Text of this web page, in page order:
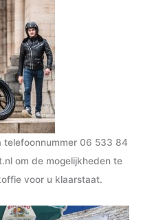
telefoonnummer 06 533 84
om de mogelijkheden te
voor u klaarstaat.